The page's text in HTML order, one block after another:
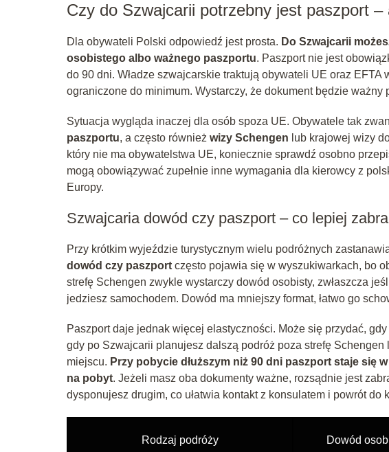
Czy do Szwajcarii potrzebny jest paszport –
Dla obywateli Polski odpowiedź jest prosta. Do Szwajcarii
osobistego albo ważnego paszportu. Paszport nie jest
do 90 dni. Władze szwajcarskie traktują obywateli UE oraz
ograniczone do minimum. Wystarczy, że dokument będzie ważny
Sytuacja wygląda inaczej dla osób spoza UE. Obywatele tak
paszportu, a często również wizy Schengen lub krajowej wizy
który nie ma obywatelstwa UE, koniecznie sprawdź osobno
mogą obowiązywać zupełnie inne wymagania dla kierowcy z
Europy.
Szwajcaria dowód czy paszport – co lepiej
Przy krótkim wyjeździe turystycznym wielu podróżnych
dowód czy paszport często pojawia się w wyszukiwarkach, bo
strefę Schengen zwykle wystarczy dowód osobisty, zwłaszcza
jedziesz samochodem. Dowód ma mniejszy format, łatwo go
Paszport daje jednak więcej elastyczności. Może się przydać,
gdy po Szwajcarii planujesz dalszą podróż poza strefę Schengen
miejscu. Przy pobycie dłuższym niż 90 dni paszport staje się
na pobyt. Jeżeli masz oba dokumenty ważne, rozsądnie jest
dysponujesz drugim, co ułatwia kontakt z konsulatem i powrót do
Rodzaj podróży Dowód